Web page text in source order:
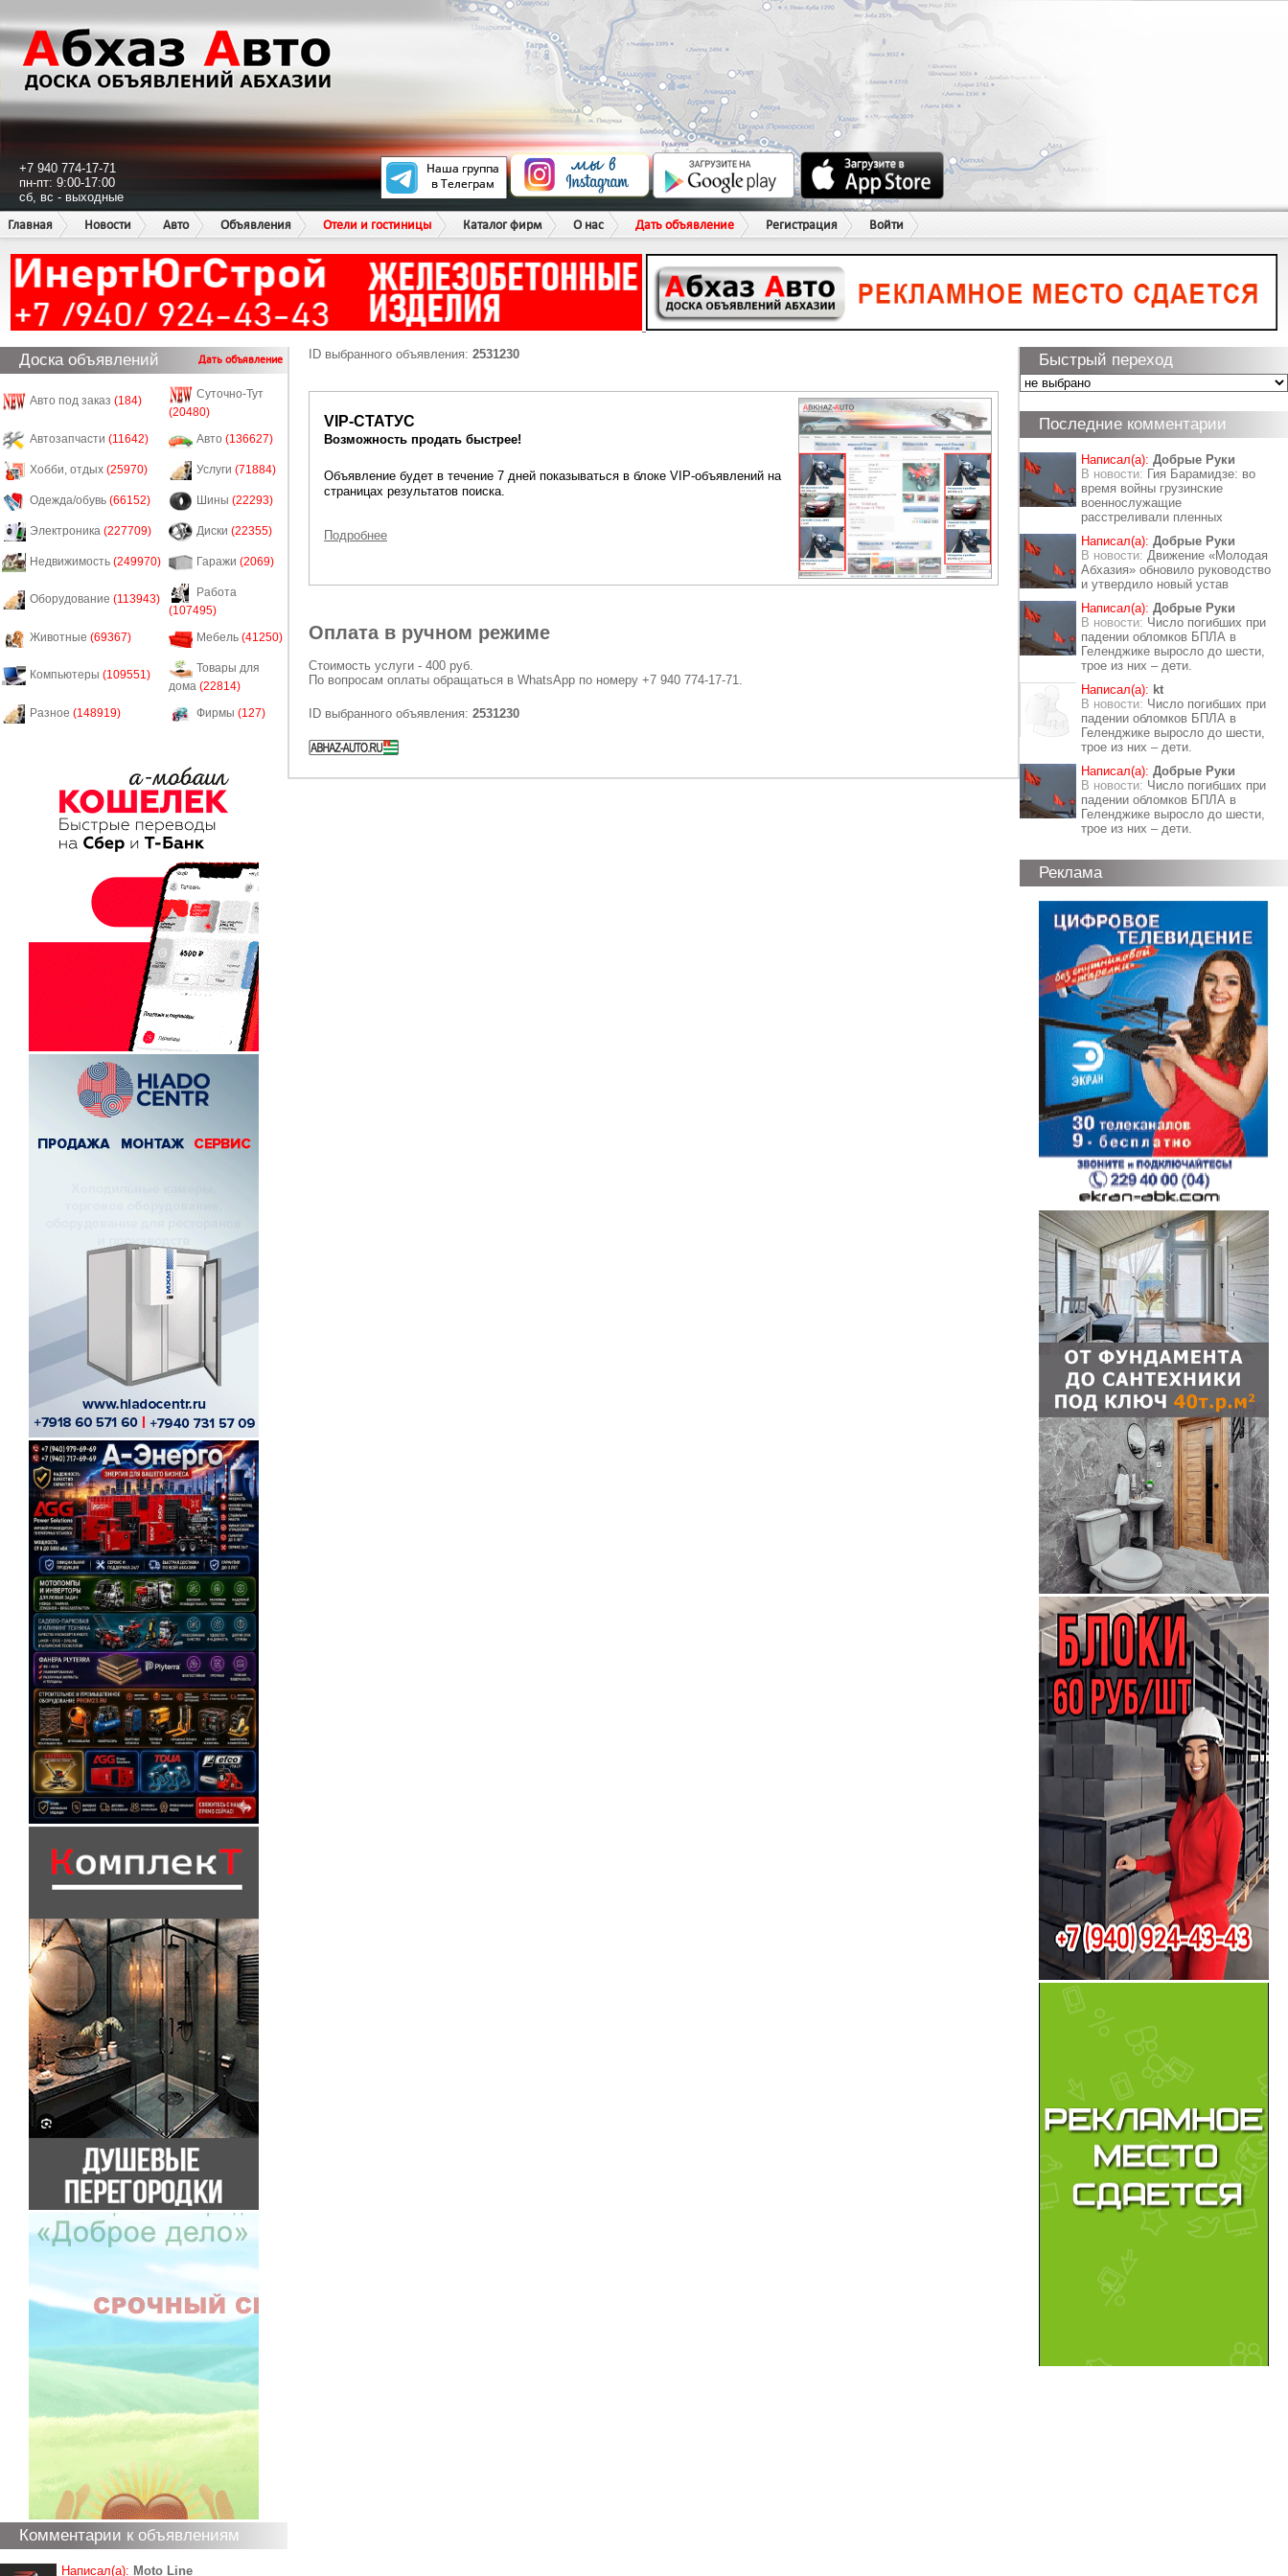
+7 940 774-17-71
пн-пт: 9:00-17:00
сб, вс - выходные
Главная
Новости Авто Объявления Отели и гостиницы Каталог фирм О нас Дать объявление Регистрация Войти
Доска объявлений Дать объявление
Авто под заказ (184)
Суточно-Тут
(20480)
Автозапчасти (11642) Авто (136627)
Хобби, отдых (25970) Услуги (71884)
Одежда/обувь (66152) Шины (22293)
Электроника (227709) Диски (22355)
Недвижимость (249970) Гаражи (2069)
Оборудование (113943)
Работа
(107495)
Животные (69367) Мебель (41250)
Компьютеры (109551)
Товары для
дома (22814)
Разное (148919) Фирмы (127)
Комментарии к объявлениям
Написал(а): Moto Line
ID выбранного объявления: 2531230
VIP-СТАТУС
Возможность продать быстрее!
Объявление будет в течение 7 дней показываться в блоке VIP-объявлений на
страницах результатов поиска.
Подробнее
Оплата в ручном режиме
Стоимость услуги - 400 руб.
По вопросам оплаты обращаться в WhatsApp по номеру +7 940 774-17-71.
ID выбранного объявления: 2531230
Быстрый переход
Последние комментарии
Написал(а): Добрые Руки
В новости: Гия Барамидзе: во
время войны грузинские
военнослужащие
расстреливали пленных
Написал(а): Добрые Руки
В новости: Движение «Молодая
Абхазия» обновило руководство
и утвердило новый устав
Написал(а): Добрые Руки
В новости: Число погибших при
падении обломков БПЛА в
Геленджике выросло до шести,
трое из них – дети.
Написал(а): kt
В новости: Число погибших при
падении обломков БПЛА в
Геленджике выросло до шести,
трое из них – дети.
Написал(а): Добрые Руки
В новости: Число погибших при
падении обломков БПЛА в
Геленджике выросло до шести,
трое из них – дети.
Реклама